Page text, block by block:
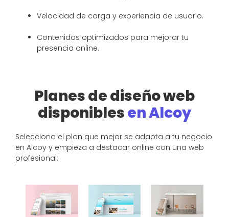
Velocidad de carga y experiencia de usuario.
Contenidos optimizados para mejorar tu
presencia online.
Planes de diseño web
disponiblesen Alcoy
Selecciona el plan que mejor se adapta a tu negocio
en Alcoy y empieza a destacar online con una web
profesional: